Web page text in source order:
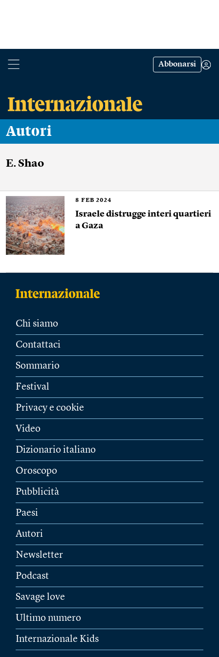
Abbonarsi
Autori
E. Shao
8 FEB 2024
Israele distrugge interi quartieri
a Gaza
Chi siamo
Contattaci
Sommario
Festival
Privacy e cookie
Video
Dizionario italiano
Oroscopo
Pubblicità
Paesi
Autori
Newsletter
Podcast
Savage love
Ultimo numero
Internazionale Kids